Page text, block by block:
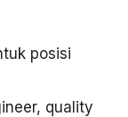
posisi
quality